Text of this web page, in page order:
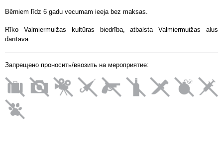
Bērniem līdz 6 gadu vecumam ieeja bez maksas.
Rīko Valmiermuižas kultūras biedrība, atbalsta Valmiermuižas alus
darītava.
Запрещено проносить/ввозить на мероприятие: